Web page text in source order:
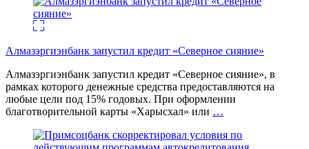
Алмазэргиэнбанк запустил кредит «Северное сияние»
Алмазэргиэнбанк запустил кредит «Северное сияние», в
рамках которого денежные средства предоставляются на
любые цели под 15% годовых. При оформлении
благотворительной карты «Харысхал» или …